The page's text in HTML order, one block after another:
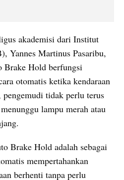
akademisi dari Institut
Yannes Martinus Pasaribu,
Brake Hold berfungsi
otomatis ketika kendaraan
tidak perlu terus
lampu merah atau
Brake Hold adalah sebagai
mempertahankan
berhenti tanpa perlu